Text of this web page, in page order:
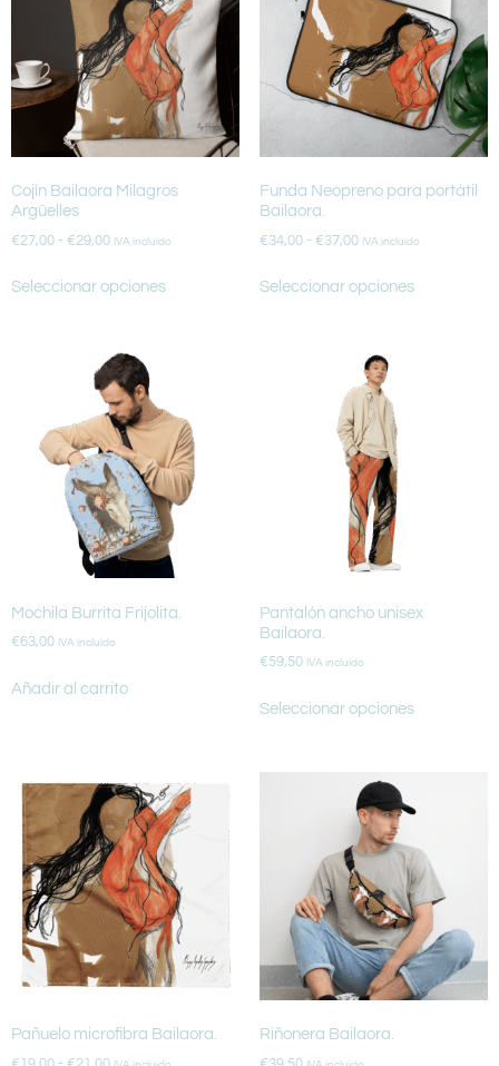
Cojín Bailaora Milagros
Argüelles
€27,00 - €29,00 IVA incluido
Seleccionar opciones
Funda Neopreno para portátil
Bailaora.
€34,00 - €37,00 IVA incluido
Seleccionar opciones
Mochila Burrita Frijolita.
€63,00 IVA incluido
Añadir al carrito
Pantalón ancho unisex
Bailaora.
€59,50 IVA incluido
Seleccionar opciones
Pañuelo microfibra Bailaora. Riñonera Bailaora.